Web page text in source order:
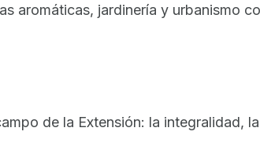
aromáticas, jardinería y urbanismo
de la Extensión: la integralidad,